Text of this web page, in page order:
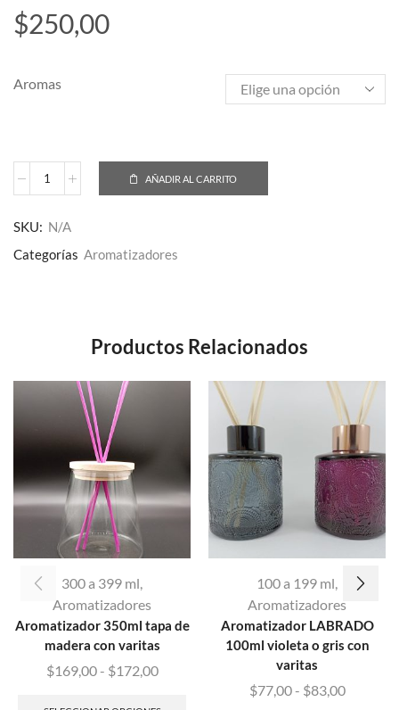
$250,00
Aromas
AÑADIR AL CARRITO
SKU: N/A
Categorías Aromatizadores
Productos Relacionados
300 a 399 ml,
Aromatizadores
Aromatizador 350ml tapa de
madera con varitas
$169,00 - $172,00
100 a 199 ml,
Aromatizadores
Aromatizador LABRADO
100ml violeta o gris con
varitas
$77,00 - $83,00